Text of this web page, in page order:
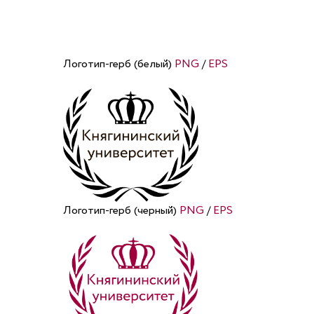
Логотип-герб (белый) PNG /EPS
Логотип-герб (черный) PNG /EPS